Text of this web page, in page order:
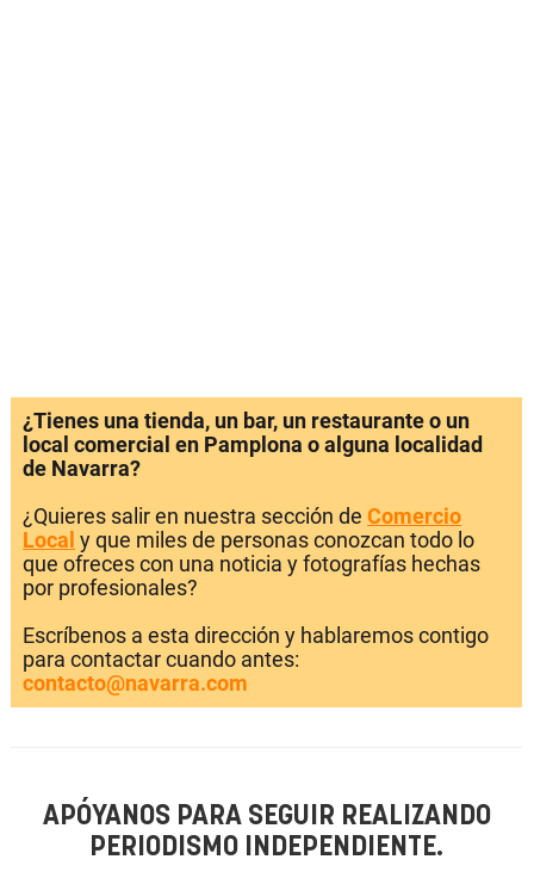
¿Tienes una tienda, un bar, un restaurante o un
local comercial en Pamplona o alguna localidad
de Navarra?
¿Quieres salir en nuestra sección de Comercio
Local y que miles de personas conozcan todo lo
que ofreces con una noticia y fotografías hechas
por profesionales?
Escríbenos a esta dirección y hablaremos contigo
para contactar cuando antes:
contacto@navarra.com
APÓYANOS PARA SEGUIR REALIZANDO
PERIODISMO INDEPENDIENTE.